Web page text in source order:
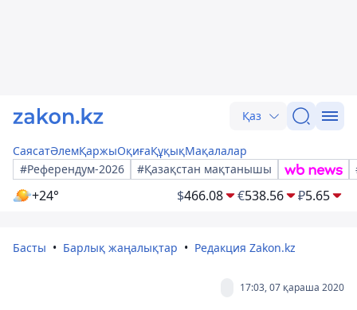
Қаз
СаясатӘлемҚаржыОқиғаҚұқықМақалалар
#Референдум-2026
#Қазақстан мақтанышы
+24° $466.08 €538.56 ₽5.65
Басты Барлық жаңалықтар Редакция Zakon.kz
17:03, 07 қараша 2020